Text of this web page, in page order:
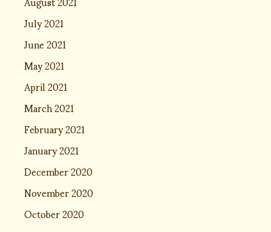
July 2021
June 2021
May 2021
April 2021
March 2021
February 2021
January 2021
December 2020
November 2020
October 2020